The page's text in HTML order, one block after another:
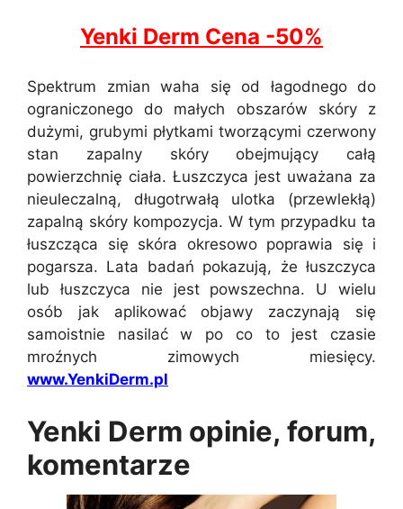
Yenki Derm Cena -50%
Spektrum zmian waha się od łagodnego do
ograniczonego do małych obszarów skóry z
dużymi, grubymi płytkami tworzącymi czerwony
stan zapalny skóry obejmujący całą
powierzchnię ciała. Łuszczyca jest uważana za
nieuleczalną, długotrwałą ulotka (przewlekłą)
zapalną skóry kompozycja. W tym przypadku ta
łuszcząca się skóra okresowo poprawia się i
pogarsza. Lata badań pokazują, że łuszczyca
lub łuszczyca nie jest powszechna. U wielu
osób jak aplikować objawy zaczynają się
samoistnie nasilać w po co to jest czasie
mroźnych zimowych miesięcy.
www.YenkiDerm.pl
Yenki Derm opinie, forum,
komentarze